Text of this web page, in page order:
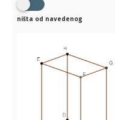
ništa od navedenog